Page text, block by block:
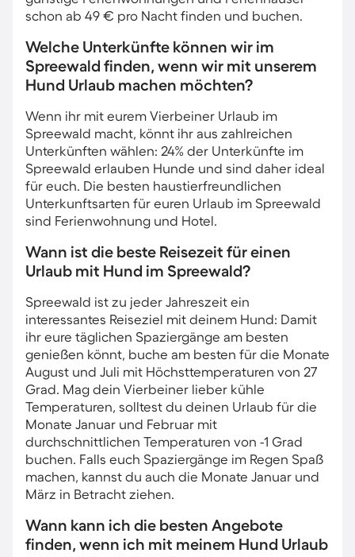
schon ab 49 € pro Nacht finden und buchen.
Welche Unterkünfte können wir im
Spreewald finden, wenn wir mit unserem
Hund Urlaub machen möchten?
Wenn ihr mit eurem Vierbeiner Urlaub im
Spreewald macht, könnt ihr aus zahlreichen
Unterkünften wählen: 24% der Unterkünfte im
Spreewald erlauben Hunde und sind daher ideal
für euch. Die besten haustierfreundlichen
Unterkunftsarten für euren Urlaub im Spreewald
sind Ferienwohnung und Hotel.
Wann ist die beste Reisezeit für einen
Urlaub mit Hund im Spreewald?
Spreewald ist zu jeder Jahreszeit ein
interessantes Reiseziel mit deinem Hund: Damit
ihr eure täglichen Spaziergänge am besten
genießen könnt, buche am besten für die Monate
August und Juli mit Höchsttemperaturen von 27
Grad. Mag dein Vierbeiner lieber kühle
Temperaturen, solltest du deinen Urlaub für die
Monate Januar und Februar mit
durchschnittlichen Temperaturen von -1 Grad
buchen. Falls euch Spaziergänge im Regen Spaß
machen, kannst du auch die Monate Januar und
März in Betracht ziehen.
Wann kann ich die besten Angebote
finden, wenn ich mit meinem Hund Urlaub